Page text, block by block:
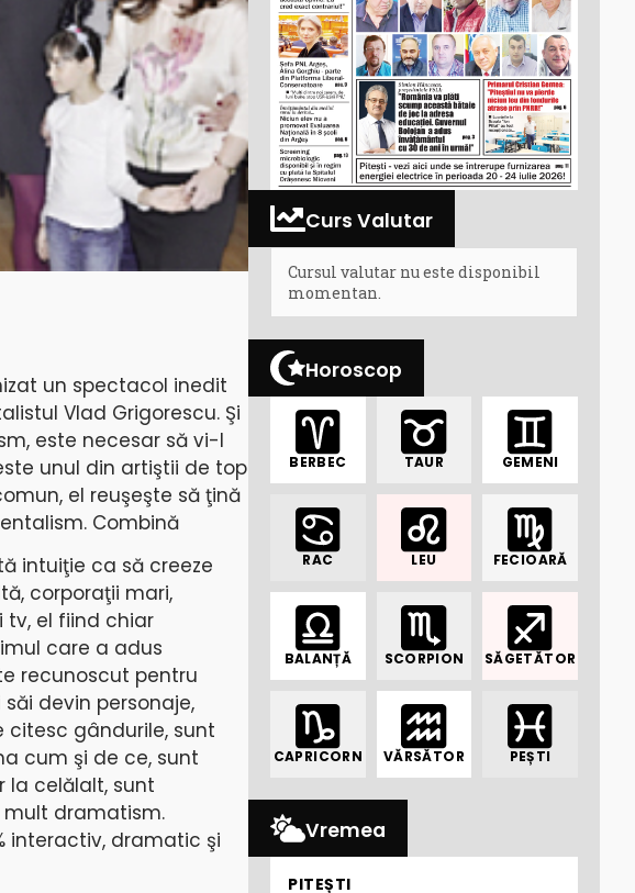
un spectacol inedit
Vlad Grigorescu. Şi
este necesar să vi-l
unul din artiştii de top
el reuşeşte să ţină
Combină
intuiţie ca să creeze
corporaţii mari,
tv, el fiind chiar
care a adus
recunoscut pentru
devin personaje,
citesc gândurile, sunt
cum şi de ce, sunt
la celălalt, sunt
dramatism.
interactiv, dramatic şi
Curs Valutar
Cursul valutar nu este disponibil
momentan.
Horoscop
BERBEC TAUR GEMENI
RAC LEU FECIOARĂ
BALANȚĂ SCORPION SĂGETĂTOR
CAPRICORN VĂRSĂTOR PEȘTI
Vremea
PITEȘTI